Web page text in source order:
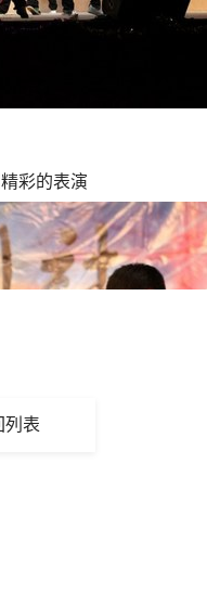
彩的表演
列表